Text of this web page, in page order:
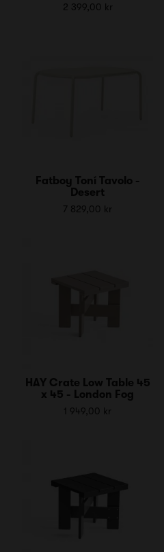
2 399,00 kr
Fatboy Toní Tavolo -
Desert
7 829,00 kr
HAY Crate Low Table 45
x 45 - London Fog
1 949,00 kr